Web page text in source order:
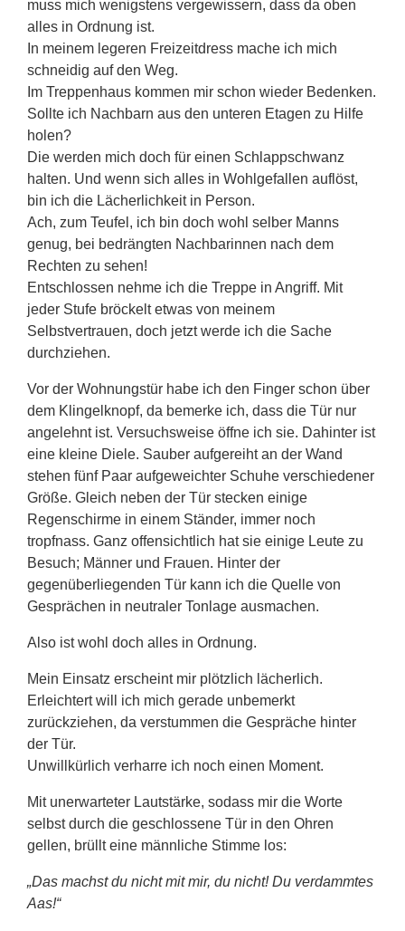
muss mich wenigstens vergewissern, dass da oben
alles in Ordnung ist.
In meinem legeren Freizeitdress mache ich mich
schneidig auf den Weg.
Im Treppenhaus kommen mir schon wieder Bedenken.
Sollte ich Nachbarn aus den unteren Etagen zu Hilfe
holen?
Die werden mich doch für einen Schlappschwanz
halten. Und wenn sich alles in Wohlgefallen auflöst,
bin ich die Lächerlichkeit in Person.
Ach, zum Teufel, ich bin doch wohl selber Manns
genug, bei bedrängten Nachbarinnen nach dem
Rechten zu sehen!
Entschlossen nehme ich die Treppe in Angriff. Mit
jeder Stufe bröckelt etwas von meinem
Selbstvertrauen, doch jetzt werde ich die Sache
durchziehen.
Vor der Wohnungstür habe ich den Finger schon über
dem Klingelknopf, da bemerke ich, dass die Tür nur
angelehnt ist. Versuchsweise öffne ich sie. Dahinter ist
eine kleine Diele. Sauber aufgereiht an der Wand
stehen fünf Paar aufgeweichter Schuhe verschiedener
Größe. Gleich neben der Tür stecken einige
Regenschirme in einem Ständer, immer noch
tropfnass. Ganz offensichtlich hat sie einige Leute zu
Besuch; Männer und Frauen. Hinter der
gegenüberliegenden Tür kann ich die Quelle von
Gesprächen in neutraler Tonlage ausmachen.
Also ist wohl doch alles in Ordnung.
Mein Einsatz erscheint mir plötzlich lächerlich.
Erleichtert will ich mich gerade unbemerkt
zurückziehen, da verstummen die Gespräche hinter
der Tür.
Unwillkürlich verharre ich noch einen Moment.
Mit unerwarteter Lautstärke, sodass mir die Worte
selbst durch die geschlossene Tür in den Ohren
gellen, brüllt eine männliche Stimme los:
„Das machst du nicht mit mir, du nicht! Du verdammtes
Aas!“